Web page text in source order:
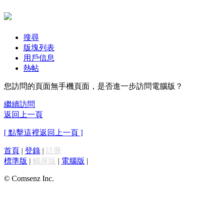
搜尋
版塊列表
用戶信息
熱帖
您訪問的頁面無手機頁面，是否進一步訪問電腦版？
繼續訪問
返回上一頁
[ 點擊這裡返回上一頁 ]
首頁 | 登錄 | 註冊
標準版 | 觸屏版 | 電腦版 |
© Comsenz Inc.